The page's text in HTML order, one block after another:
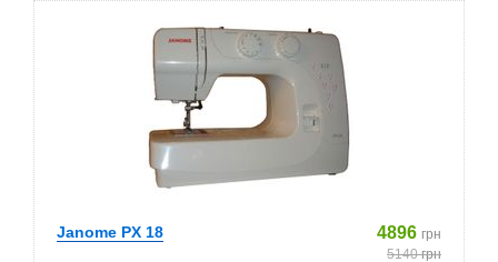
Janome PX 18 4896 грн
5140грн